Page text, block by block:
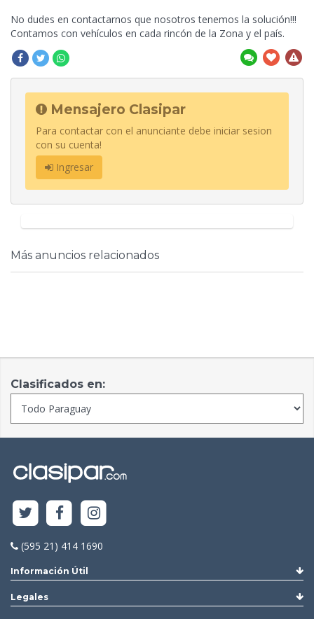
No dudes en contactarnos que nosotros tenemos la solución!!!
Contamos con vehículos en cada rincón de la Zona y el país.
Mensajero Clasipar
Para contactar con el anunciante debe iniciar sesion
con su cuenta!
Ingresar
Más anuncios relacionados
Clasificados en:
(595 21) 414 1690
Información Útil
Legales